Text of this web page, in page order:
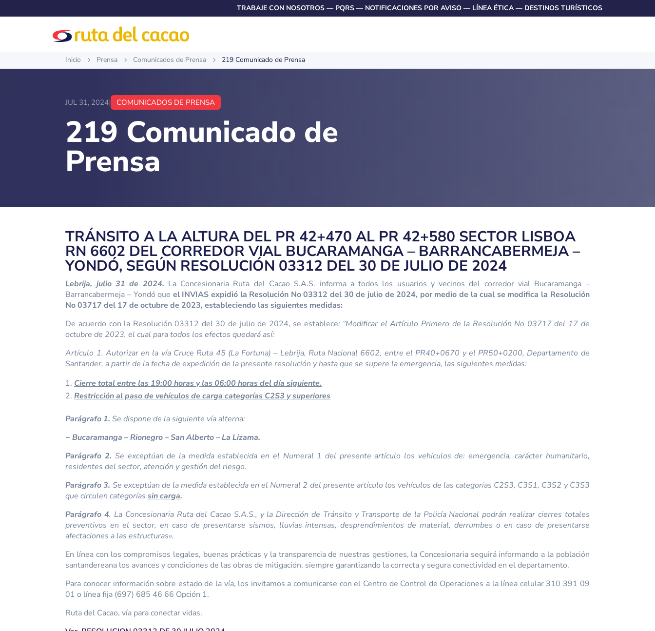
TRABAJE CON NOSOTROS — PQRS — NOTIFICACIONES POR AVISO — LÍNEA ÉTICA— DESTINOS TURÍSTICOS
Inicio 5 Prensa 5 Comunicados de Prensa 5 219 Comunicado de Prensa
JUL 31, 2024| COMUNICADOS DE PRENSA
219 Comunicado de
Prensa
TRÁNSITO A LA ALTURA DEL PR 42+470 AL PR 42+580 SECTOR LISBOA
RN 6602 DEL CORREDOR VIAL BUCARAMANGA – BARRANCABERMEJA –
YONDÓ, SEGÚN RESOLUCIÓN 03312 DEL 30 DE JULIO DE 2024
Lebrija, julio 31 de 2024. La Concesionaria Ruta del Cacao S.A.S. informa a todos los usuarios y vecinos del corredor vial Bucaramanga –
Barrancabermeja – Yondó que el INVIAS expidió la Resolución No 03312 del 30 de julio de 2024, por medio de la cual se modifica la Resolución
No 03717 del 17 de octubre de 2023, estableciendo las siguientes medidas:
De acuerdo con la Resolución 03312 del 30 de julio de 2024, se establece: “Modificar el Artículo Primero de la Resolución No 03717 del 17 de
octubre de 2023, el cual para todos los efectos quedará así:
Artículo 1. Autorizar en la vía Cruce Ruta 45 (La Fortuna) – Lebrija, Ruta Nacional 6602, entre el PR40+0670 y el PR50+0200, Departamento de
Santander, a partir de la fecha de expedición de la presente resolución y hasta que se supere la emergencia, las siguientes medidas:
Cierre total entre las 19:00 horas y las 06:00 horas del día siguiente.
Restricción al paso de vehículos de carga categorías C2S3 y superiores
Parágrafo 1.Se dispone de la siguiente vía alterna:
− Bucaramanga – Rionegro – San Alberto – La Lizama.
Parágrafo 2. Se exceptúan de la medida establecida en el Numeral 1 del presente artículo los vehículos de: emergencia, carácter humanitario,
residentes del sector, atención y gestión del riesgo.
Parágrafo 3. Se exceptúan de la medida establecida en el Numeral 2 del presente artículo los vehículos de las categorías C2S3, C3S1, C3S2 y C3S3
que circulen categoríassin carga.
Parágrafo 4. La Concesionaria Ruta del Cacao S.A.S., y la Dirección de Tránsito y Transporte de la Policía Nacional podrán realizar cierres totales
preventivos en el sector, en caso de presentarse sismos, lluvias intensas, desprendimientos de material, derrumbes o en caso de presentarse
afectaciones a las estructuras».
En línea con los compromisos legales, buenas prácticas y la transparencia de nuestras gestiones, la Concesionaria seguirá informando a la población
santandereana los avances y condiciones de las obras de mitigación, siempre garantizando la correcta y segura conectividad en el departamento.
Para conocer información sobre estado de la vía, los invitamos a comunicarse con el Centro de Control de Operaciones a la línea celular 310 391 09
01 o línea fija (697) 685 46 66 Opción 1.
Ruta del Cacao, vía para conectar vidas.